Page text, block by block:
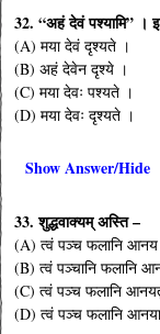
32. “अहं देवं पश्यामि” ।
(A) मया देवं दृश्यते ।
(B) अहं देवेन दृश्ये ।
(C) मया देवः पश्यते ।
(D) मया देवः दृश्यते ।
Show Answer/Hide
33. शुद्धवाक्यम् अस्ति –
(A) त्वं पञ्च फलानि आनय
(B) त्वं पञ्चानि फलानि
(C) त्वं पञ्च फलानि
(D) त्वं पञ्च फलानि